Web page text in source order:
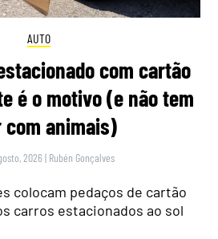
AUTO
com cartão
é o motivo (e não tem
com animais)
2026 | Rubén Gonçalves
colocam pedaços de cartão
carros estacionados ao sol